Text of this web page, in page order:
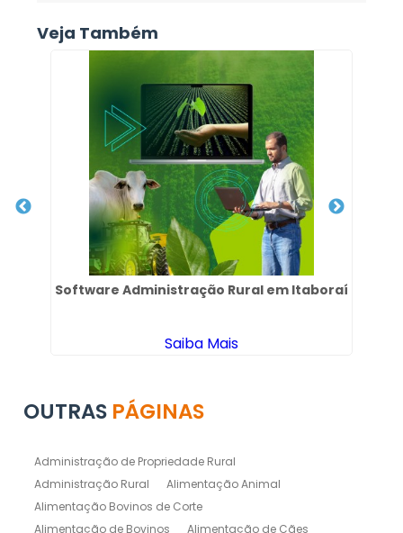
Veja Também
Software Administração Rural em Itaboraí
Saiba Mais
OUTRAS PÁGINAS
Administração de Propriedade Rural
Administração Rural
Alimentação Animal
Alimentação Bovinos de Corte
Alimentação de Bovinos
Alimentação de Cães